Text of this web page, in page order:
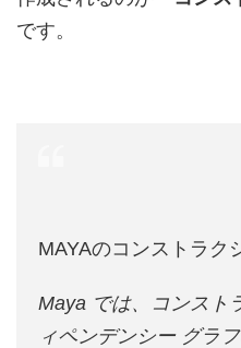
です。
MAYAのコンストラク
Maya では、コンスト
ィペンデンシー グラ